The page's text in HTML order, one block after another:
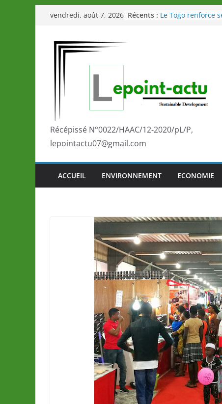
Passer
contenu
vendredi, août 7, 2026 Récents : Le Togo renforce
marque de
la scène
performances de
développement?
Récépissé N°0022/HAAC/12-2020/pL/P,
lepointactu07@gmail.com
ACCUEIL ENVIRONNEMENT ECONOMIE